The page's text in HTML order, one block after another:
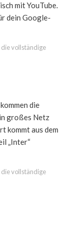
mit YouTube.
dein Google-
die vollständige
die
großes Netz
kommt aus dem
„Inter“
die vollständige